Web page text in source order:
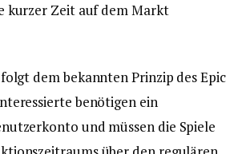
kurzer Zeit auf dem Markt
dem bekannten Prinzip des Epic
benötigen ein
und müssen die Spiele